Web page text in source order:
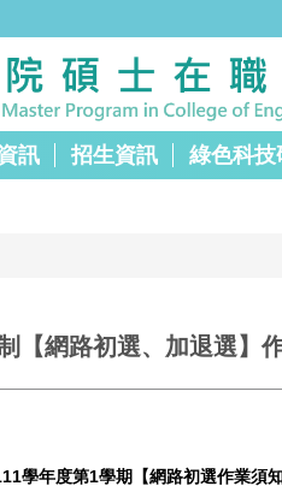
訊 招生資訊 綠色科技
【網路初選、加退選】
學年度第1學期【網路初選作業須知